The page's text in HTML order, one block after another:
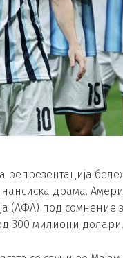
репрезентација
драма.
(АФА) под
300 милиони долари.